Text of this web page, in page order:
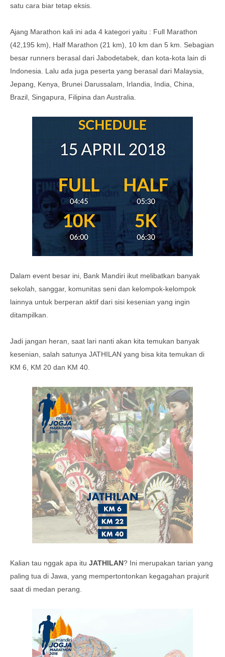
satu cara biar tetap eksis.
Ajang Marathon kali ini ada 4 kategori yaitu : Full Marathon
(42,195 km), Half Marathon (21 km), 10 km dan 5 km. Sebagian
besar runners berasal dari Jabodetabek, dan kota-kota lain di
Indonesia. Lalu ada juga peserta yang berasal dari Malaysia,
Jepang, Kenya, Brunei Darussalam, Irlandia, India, China,
Brazil, Singapura, Filipina dan Australia.
Dalam event besar ini, Bank Mandiri ikut melibatkan banyak
sekolah, sanggar, komunitas seni dan kelompok-kelompok
lainnya untuk berperan aktif dari sisi kesenian yang ingin
ditampilkan.
Jadi jangan heran, saat lari nanti akan kita temukan banyak
kesenian, salah satunya JATHILAN yang bisa kita temukan di
KM 6, KM 20 dan KM 40.
Kalian tau nggak apa itu JATHILAN? Ini merupakan tarian yang
paling tua di Jawa, yang mempertontonkan kegagahan prajurit
saat di medan perang.